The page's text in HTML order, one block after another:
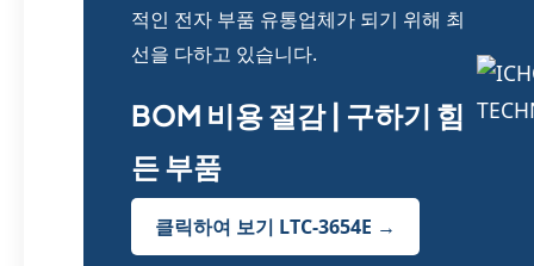
적인 전자 부품 유통업체가 되기 위해 최
선을 다하고 있습니다.
BOM 비용 절감 | 구하기 힘
든 부품
클릭하여 보기 LTC-3654E →